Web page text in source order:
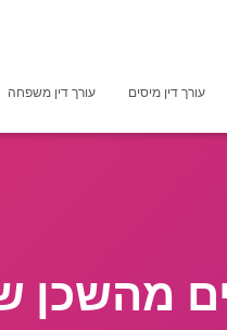
עורך דין מיסים עורך דין משפחה